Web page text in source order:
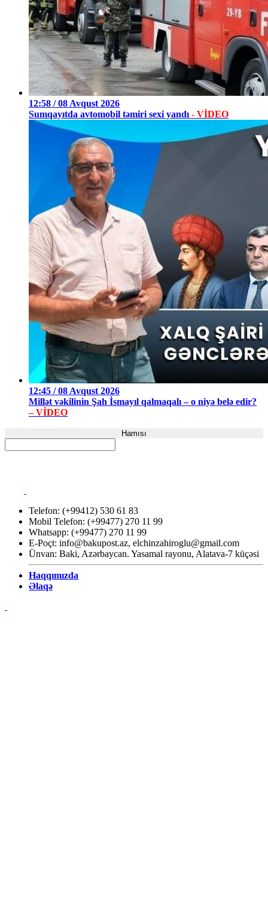
12:58 / 08 Avqust 2026
Sumqayıtda avtomobil təmiri sexi yandı - VİDEO
12:45 / 08 Avqust 2026
Millət vəkilinin Şah İsmayıl qalmaqalı – o niyə belə edir?
– VİDEO
Hamısı
Telefon: (+99412) 530 61 83
Mobil Telefon: (+99477) 270 11 99
Whatsapp: (+99477) 270 11 99
E-Poçt: info@bakupost.az, elchinzahiroglu@gmail.com
Ünvan: Baki, Azərbaycan. Yasamal rayonu, Alatava-7 küçəsi
Haqqımızda
Əlaqə